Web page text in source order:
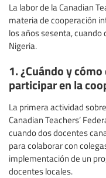
La labor de la Canadian
materia de cooperación
los años sesenta,
Nigeria.
1. ¿Cuándo y
participar en la
La primera actividad
Canadian Teachers’
cuando dos docentes
para colaborar con
implementación de un
docentes locales.